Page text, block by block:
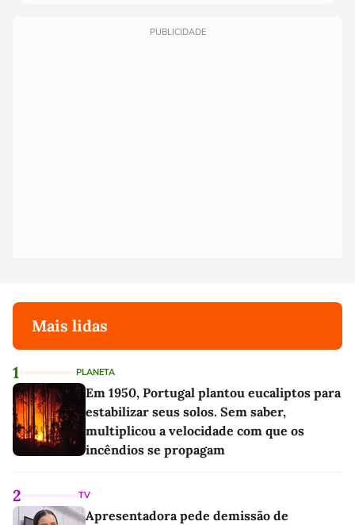
PUBLICIDADE
Mais lidas
1 PLANETA
Em 1950, Portugal plantou eucaliptos para
estabilizar seus solos. Sem saber,
multiplicou a velocidade com que os
incêndios se propagam
2 TV
Apresentadora pede demissão de